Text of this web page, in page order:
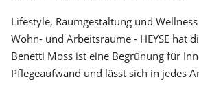
Lifestyle, Raumgestaltung und
Wohn- und Arbeitsräume - HEYSE hat
Benetti Moss ist eine Begrünung für
Pflegeaufwand und lässt sich in jedes